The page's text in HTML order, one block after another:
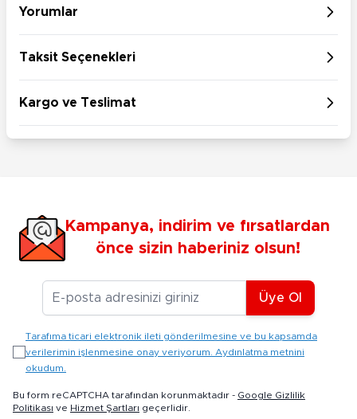
Yorumlar
Taksit Seçenekleri
Kargo ve Teslimat
Kampanya, indirim ve fırsatlardan
önce sizin haberiniz olsun!
E-posta Adresiniz
Üye Ol
Tarafıma ticari elektronik ileti gönderilmesine ve bu kapsamda
verilerimin işlenmesine onay veriyorum. Aydınlatma metnini
okudum.
Bu form reCAPTCHA tarafından korunmaktadır - Google Gizlilik
Politikası ve Hizmet Şartları geçerlidir.